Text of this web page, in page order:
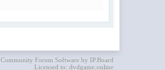
Community Forum Software by IP.Board
Licensed to: dvdgame.online